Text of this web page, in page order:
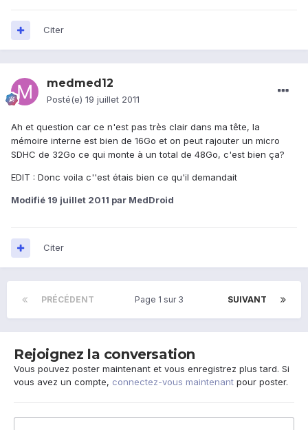
Citer
medmed12
Posté(e) 19 juillet 2011
Ah et question car ce n'est pas très clair dans ma tête, la
mémoire interne est bien de 16Go et on peut rajouter un micro
SDHC de 32Go ce qui monte à un total de 48Go, c'est bien ça?
EDIT : Donc voila c''est étais bien ce qu'il demandait
Modifié 19 juillet 2011 par MedDroid
Citer
PRÉCÉDENT SUIVANT
Page 1 sur 3
Rejoignez la conversation
Vous pouvez poster maintenant et vous enregistrez plus tard. Si
vous avez un compte, connectez-vous maintenant pour poster.